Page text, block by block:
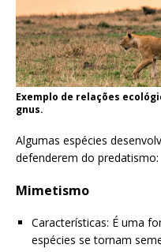
Exemplo de relações
gnus.
Algumas espécies
defenderem do predatismo:
Mimetismo
Características: É uma
espécies se tornam